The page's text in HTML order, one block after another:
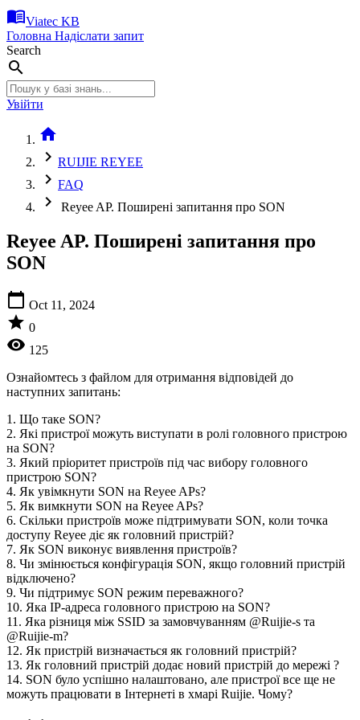
menu_bookViatec KB
Головна Надіслати запит
Search
search
Увійти
home
chevron_right RUIJIE REYEE
chevron_right FAQ
chevron_right Reyee AP. Поширені запитання про SON
Reyee AP. Поширені запитання про
SON
calendar_today Oct 11, 2024
star 0
visibility 125
Ознайомтесь з файлом для отримання відповідей до
наступних запитань:
1. Що таке SON?
2. Які пристрої можуть виступати в ролі головного пристрою
на SON?
3. Який пріоритет пристроїв під час вибору головного
пристрою SON?
4. Як увімкнути SON на Reyee APs?
5. Як вимкнути SON на Reyee APs?
6. Скільки пристроїв може підтримувати SON, коли точка
доступу Reyee діє як головний пристрій?
7. Як SON виконує виявлення пристроїв?
8. Чи змінюється конфігурація SON, якщо головний пристрій
відключено?
9. Чи підтримує SON режим переважного?
10. Яка IP-адреса головного пристрою на SON?
11. Яка різниця між SSID за замовчуванням @Ruijie-s та
@Ruijie-m?
12. Як пристрій визначається як головний пристрій?
13. Як головний пристрій додає новий пристрій до мережі ?
14. SON було успішно налаштовано, але пристрої все ще не
можуть працювати в Інтернеті в хмарі Ruijie. Чому?